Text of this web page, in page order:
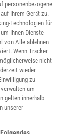
personenbezogene
Ihrem Gerät zu.
Technologien für
Ihnen Dienste
von Alle ablehnen
Wenn Tracker
nicht
wieder
zu
am
gelten innerhalb
unserer